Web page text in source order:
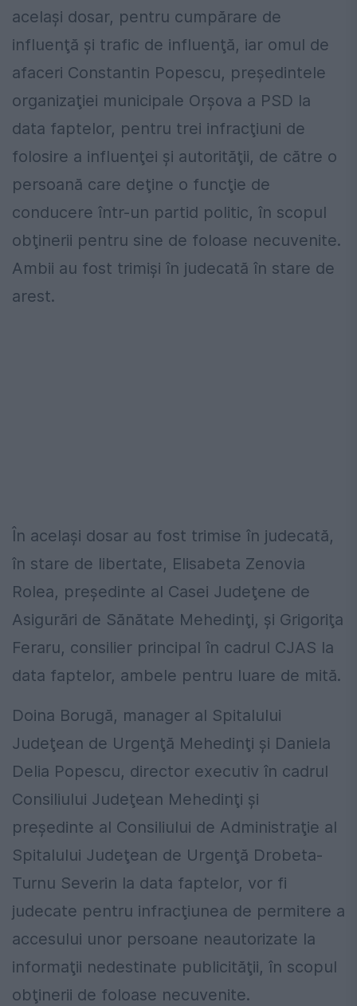
acelaşi dosar, pentru cumpărare de
influenţă şi trafic de influenţă, iar omul de
afaceri Constantin Popescu, preşedintele
organizaţiei municipale Orşova a PSD la
data faptelor, pentru trei infracţiuni de
folosire a influenţei şi autorităţii, de către o
persoană care deţine o funcţie de
conducere într-un partid politic, în scopul
obţinerii pentru sine de foloase necuvenite.
Ambii au fost trimişi în judecată în stare de
arest.
În acelaşi dosar au fost trimise în judecată,
în stare de libertate, Elisabeta Zenovia
Rolea, preşedinte al Casei Judeţene de
Asigurări de Sănătate Mehedinţi, şi Grigoriţa
Feraru, consilier principal în cadrul CJAS la
data faptelor, ambele pentru luare de mită.
Doina Borugă, manager al Spitalului
Judeţean de Urgenţă Mehedinţi şi Daniela
Delia Popescu, director executiv în cadrul
Consiliului Judeţean Mehedinţi şi
preşedinte al Consiliului de Administraţie al
Spitalului Judeţean de Urgenţă Drobeta-
Turnu Severin la data faptelor, vor fi
judecate pentru infracţiunea de permitere a
accesului unor persoane neautorizate la
informaţii nedestinate publicităţii, în scopul
obţinerii de foloase necuvenite.